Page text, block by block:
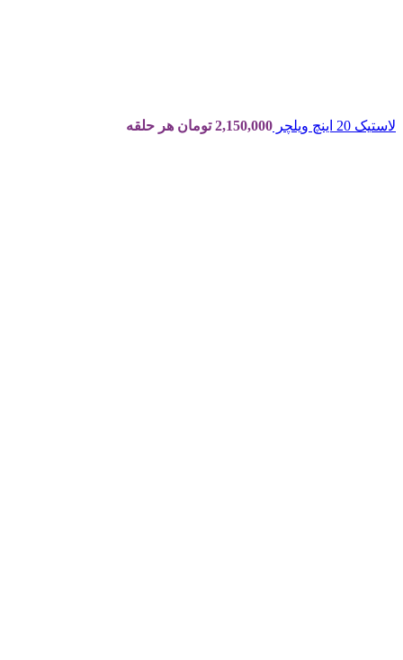
لاستیک 20 اینچ ویلچر 2,150,000 تومان هر حلقه